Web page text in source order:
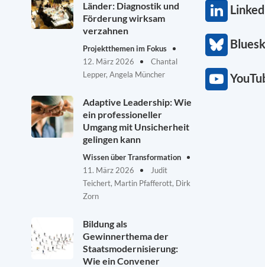
Länder: Diagnostik und
Förderung wirksam
verzahnen
Projektthemen im Fokus
12. März 2026
Chantal
Lepper, Angela Müncher
Adaptive Leadership: Wie
ein professioneller
Umgang mit Unsicherheit
gelingen kann
Wissen über Transformation
11. März 2026
Judit
Teichert, Martin Pfafferott, Dirk
Zorn
Bildung als
Gewinnerthema der
Staatsmodernisierung:
Wie ein Convener